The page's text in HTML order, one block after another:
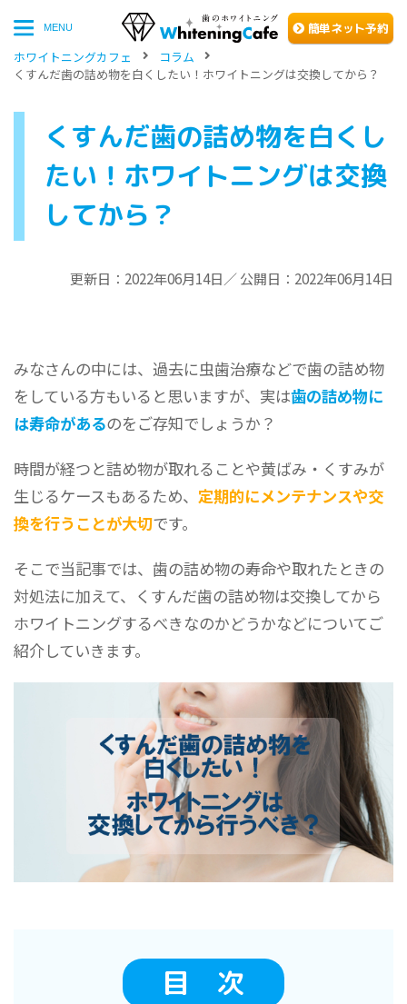
MENU 簡単ネッ ト予約
ホワイトニングカフェ
コラム
くすんだ歯の詰め物を白くしたい！ホワイトニングは交換してから？
くすんだ歯の詰め物を白くし
たい！ホワイトニングは交換
してから？
更新日：2022年06月14日／ 公開日：2022年06月14日
みなさんの中には、過去に虫歯治療などで歯の詰め物
をしている方もいると思いますが、実は歯の詰め物に
は寿命があるのをご存知でしょうか？
時間が経つと詰め物が取れることや黄ばみ・くすみが
生じるケースもあるため、定期的にメンテナンスや交
換を行うことが大切です。
そこで当記事では、歯の詰め物の寿命や取れたときの
対処法に加えて、くすんだ歯の詰め物は交換してから
ホワイトニングするべきなのかどうかなどについてご
紹介していきます。
目 次